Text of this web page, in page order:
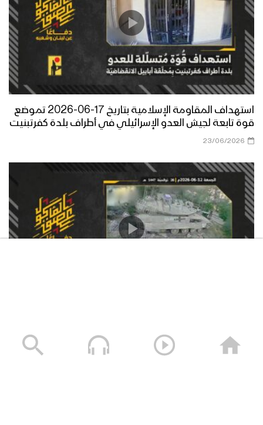
استهداف المقاومة الإسلامية بتاريخ 17-06-2026 تموضع
قوة تابعة لجيش العدو الإسرائيلي في أطراف بلدة كفرتبنيت
23/06/2026
الشقيف